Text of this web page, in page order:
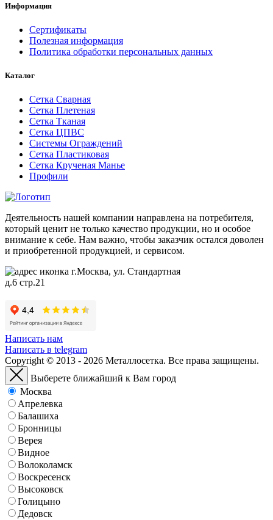
Информация
Сертификаты
Полезная информация
Политика обработки персональных данных
Каталог
Сетка Сварная
Сетка Плетеная
Сетка Тканая
Сетка ЦПВС
Системы Ограждений
Сетка Пластиковая
Сетка Крученая Манье
Профили
Деятельность нашей компании направлена на потребителя,
который ценит не только качество продукции, но и особое
внимание к себе. Нам важно, чтобы заказчик остался доволен
и приобретенной продукцией, и сервисом.
г.Москва, ул. Стандартная
д.6 стр.21
Написать нам
Написать в telegram
Copyright © 2013 - 2026 Металлосетка. Все права защищены.
Выберете ближайший к Вам город
Москва
Апрелевка
Балашиха
Бронницы
Верея
Видное
Волоколамск
Воскресенск
Высоковск
Голицыно
Дедовск